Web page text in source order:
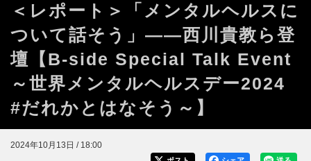
＜レポート＞「メンタルヘルスに
ついて話そう」――西川貴教ら登
壇【B-side Special Talk Event
～世界メンタルヘルスデー2024
#だれかとはなそう～】
2024年10月13日 / 18:00